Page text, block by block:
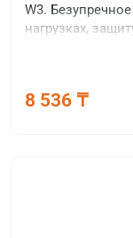
W3.
нагрузках,
8 536 ₸